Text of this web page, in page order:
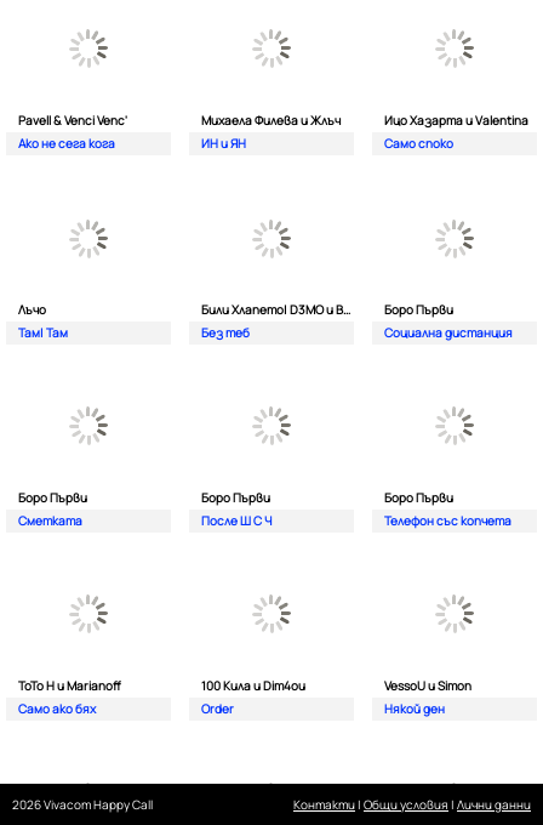
Pavell & Venci Venc'
Ако не сега кога
Михаела Филева и Жлъч
ИН и ЯН
Ицо Хазарта и Valentina
Само споко
Лъчо
Там| Там
Били Хлапето| D3MO и BREVIS
Без теб
Боро Първи
Социална дистанция
Боро Първи
Сметката
Боро Първи
После Ш С Ч
Боро Първи
Телефон със копчета
ТоТо Н и Marianoff
Само ако бях
100 Кила и Dim4ou
Order
VessoU и Simon
Някой ден
2026 Vivacom Happy Call Контакти| Общи условия | Лични данни